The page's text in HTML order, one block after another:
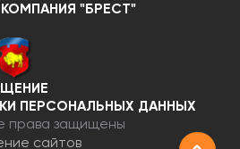
"БРЕСТ"
ПЕРСОНАЛЬНЫХ ДАННЫХ
права защищены
сайтов